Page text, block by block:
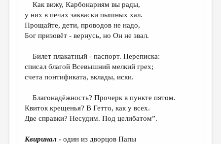
МАЛАЯ ПРОЗА
ЭССЕИСТИКА
КУЛЬТУРОВЕДЕНИЕ
РЕЦЕНЗИРОВАНИЕ
ЦИКЛЫ ПУБЛИКАЦИЙ
ТРЕДИАКОВСКИЙ
Как вижу, Карбонариям вы рады,
у них в печах закваски пышных хал.
Прощайте, дети, проводов не надо,
Бог призовёт - вернусь, но Он не звал.
Билет плакатный - паспорт. Переписка:
списал благой Всевышний мелкий грех;
счета понтификата, вклады, иски.
Благонадёжность? Прочерк в пункте пятом.
Квиток крещенья? В Гетто, как у всех.
Две справки? Несудим. Под целибатом”.
Квиринал -один из дворцов Папы